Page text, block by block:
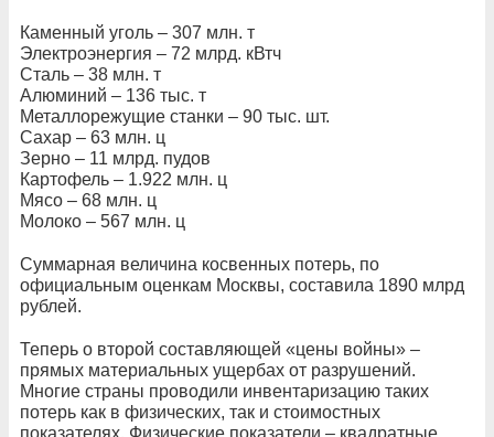
Каменный уголь – 307 млн. т
Электроэнергия – 72 млрд. кВтч
Сталь – 38 млн. т
Алюминий – 136 тыс. т
Металлорежущие станки – 90 тыс. шт.
Сахар – 63 млн. ц
Зерно – 11 млрд. пудов
Картофель – 1.922 млн. ц
Мясо – 68 млн. ц
Молоко – 567 млн. ц
Суммарная величина косвенных потерь, по
официальным оценкам Москвы, составила 1890 млрд
рублей.
Теперь о второй составляющей «цены войны» –
прямых материальных ущербах от разрушений.
Многие страны проводили инвентаризацию таких
потерь как в физических, так и стоимостных
показателях. Физические показатели – квадратные